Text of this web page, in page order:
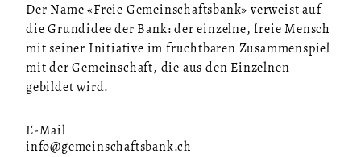
Der Name «Freie Gemeinschaftsbank» verweist auf
die Grundidee der Bank: der einzelne, freie Mensch
mit seiner Initiative im fruchtbaren Zusammenspiel
mit der Gemeinschaft, die aus den Einzelnen
gebildet wird.
E-Mail
info@gemeinschaftsbank.ch